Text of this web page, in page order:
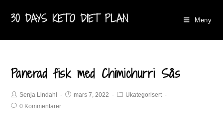
30 DAYS KETO DIET PLAN Meny
Panerad fisk med Chimichurri Sås
Senja Lindahl mars 7, 2022
Ukategorisert
0 Kommentarer